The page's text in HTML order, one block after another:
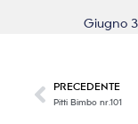
Giugno
PRECEDENTE
Pitti Bimbo nr.101